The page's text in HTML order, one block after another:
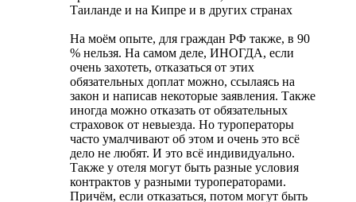
Таиланде и на Кипре и в других странах
На моём опыте, для граждан РФ также, в 90
% нельзя. На самом деле, ИНОГДА, если
очень захотеть, отказаться от этих
обязательных доплат можно, ссылаясь на
закон и написав некоторые заявления. Также
иногда можно отказать от обязательных
страховок от невыезда. Но туроператоры
часто умалчивают об этом и очень это всё
дело не любят. И это всё индивидуально.
Также у отеля могут быть разные условия
контрактов у разными туроператорами.
Причём, если отказаться, потом могут быть